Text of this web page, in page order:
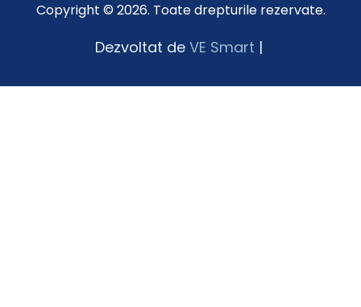
Copyright © 2026. Toate drepturile rezervate.
Dezvoltat de VE Smart |